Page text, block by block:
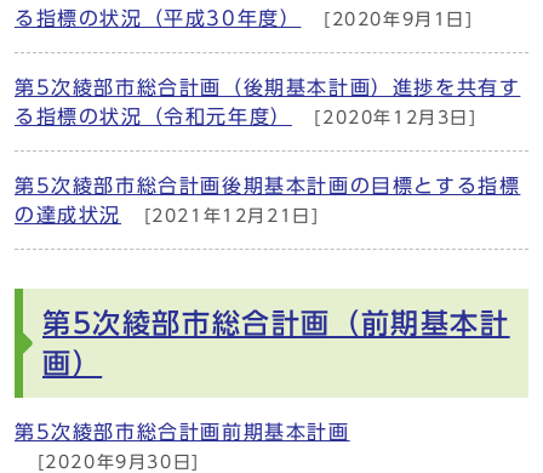
る指標の状況（平成30年度）
[2020年9月1日]
第5次綾部市総合計画（後期基本計画）進捗を共有す
る指標の状況（令和元年度）
[2020年12月3日]
第5次綾部市総合計画後期基本計画の目標とする指標
の達成状況
[2021年12月21日]
第5次綾部市総合計画（前期基本計
画）
第5次綾部市総合計画前期基本計画
[2020年9月30日]